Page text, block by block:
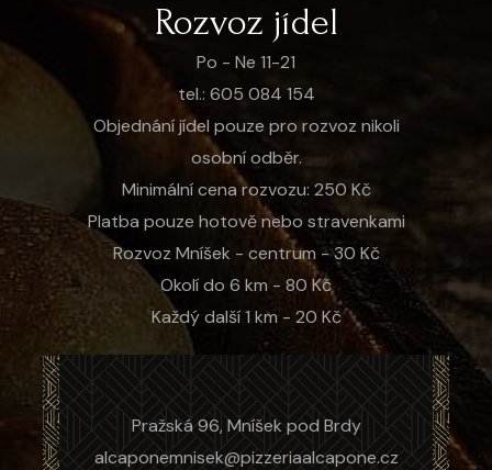
Pražská 96, Mníšek pod Brdy
alcaponemnisek@pizzeriaalcapone.cz
Rozvoz jídel
Po - Ne 11-21
tel.: 605 084 154
Objednání jídel pouze pro rozvoz nikoli
osobní odběr.
Minimální cena rozvozu: 250 Kč
Platba pouze hotově nebo stravenkami
Rozvoz Mníšek - centrum - 30 Kč
Okolí do 6 km - 80 Kč
Každý další 1 km - 20 Kč